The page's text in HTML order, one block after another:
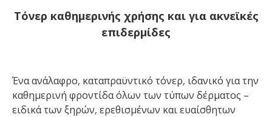
Τόνερ καθημερινής χρήσης και για ακνεϊκές
επιδερμίδες
Ένα ανάλαφρο, καταπραϋντικό τόνερ, ιδανικό για την
καθημερινή φροντίδα όλων των τύπων δέρματος –
ειδικά των ξηρών, ερεθισμένων και ευαίσθητων